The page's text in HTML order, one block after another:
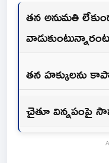
తన అనుమతి
తన హక్కులను
చైతూ విన్నపంపై